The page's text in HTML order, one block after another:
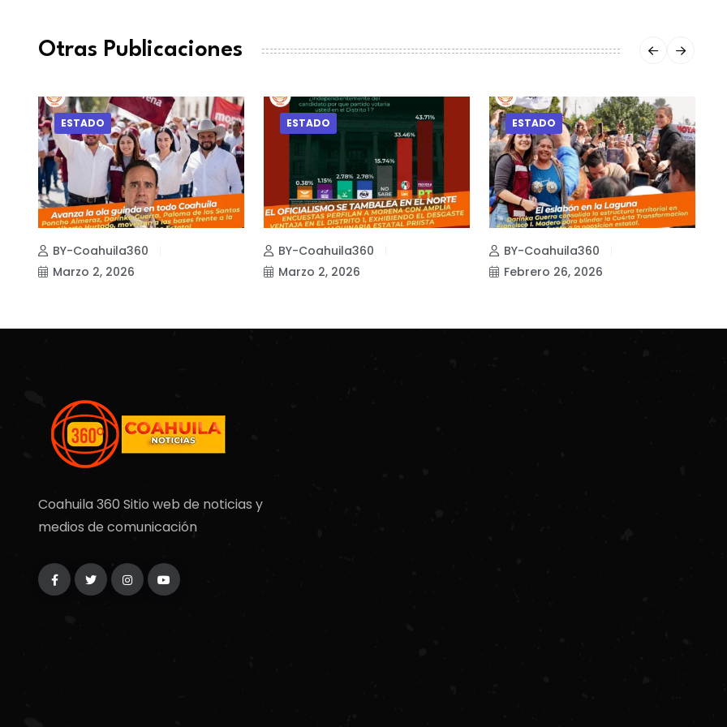
Otras Publicaciones
ESTADO
BY-Coahuila360
Marzo 2, 2026
ESTADO
BY-Coahuila360
Marzo 2, 2026
ESTADO
BY-Coahuila360
Febrero 26, 2026
Coahuila 360 Sitio web de noticias y
medios de comunicación